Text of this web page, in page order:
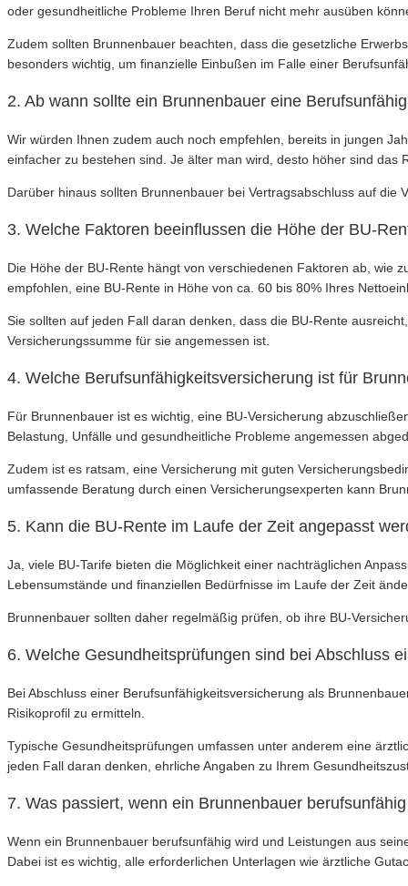
oder gesundheitliche Probleme Ihren Beruf nicht mehr ausüben
Zudem sollten Brunnenbauer beachten, dass die gesetzliche
besonders wichtig, um finanzielle Einbußen im Falle einer
2. Ab wann sollte ein Brunnenbauer eine
Wir würden Ihnen zudem auch noch empfehlen, bereits in jungen
einfacher zu bestehen sind. Je älter man wird, desto höher sind
Darüber hinaus sollten Brunnenbauer bei Vertragsabschluss auf
3. Welche Faktoren beeinflussen die Höhe der BU-
Die Höhe der BU-Rente hängt von verschiedenen Faktoren ab, wie
empfohlen, eine BU-Rente in Höhe von ca. 60 bis 80% Ihres
Sie sollten auf jeden Fall daran denken, dass die BU-Rente
Versicherungssumme für sie angemessen ist.
4. Welche Berufsunfähigkeitsversicherung ist für
Für Brunnenbauer ist es wichtig, eine BU-Versicherung
Belastung, Unfälle und gesundheitliche Probleme angemessen
Zudem ist es ratsam, eine Versicherung mit guten
umfassende Beratung durch einen Versicherungsexperten kann
5. Kann die BU-Rente im Laufe der Zeit angepasst
Ja, viele BU-Tarife bieten die Möglichkeit einer nachträglichen
Lebensumstände und finanziellen Bedürfnisse im Laufe der Zeit
Brunnenbauer sollten daher regelmäßig prüfen, ob ihre BU-
6. Welche Gesundheitsprüfungen sind bei Abschluss
Bei Abschluss einer Berufsunfähigkeitsversicherung als
Risikoprofil zu ermitteln.
Typische Gesundheitsprüfungen umfassen unter anderem eine
jeden Fall daran denken, ehrliche Angaben zu Ihrem
7. Was passiert, wenn ein Brunnenbauer
Wenn ein Brunnenbauer berufsunfähig wird und Leistungen aus
Dabei ist es wichtig, alle erforderlichen Unterlagen wie ärztliche